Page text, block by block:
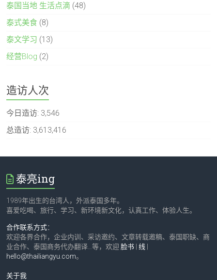
泰国当地 生活点滴 (48)
泰式美食 (8)
泰文学习 (13)
经营Blog (2)
造访人次
今日造访: 3,546
总造访: 3,613,416
泰亮ing
1989年出生的台湾人，外派泰国多年。
喜爱吃喝、旅行、学习、新环境新文化，认真工作、体验人生。
合作联系方式：
欢迎各界合作，企业内训、采访邀约、文章转载邀稿、泰国职缺、商
业合作、泰国商务代办翻译…等，欢迎 脸书 |线
hello@thailiangyu.com。
关于我